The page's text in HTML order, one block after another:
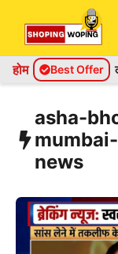
content
होम Best Offer
asha-
news